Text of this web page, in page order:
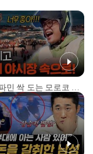
[예고] 도파민 싹 도는 모로코 야시장 투어!